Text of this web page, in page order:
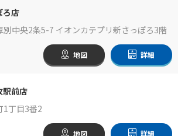
ろ店
中央2条5-7 イオンカテプリ新さっぽろ3階
地図 詳細
前店
1丁目3番2
地図 詳細